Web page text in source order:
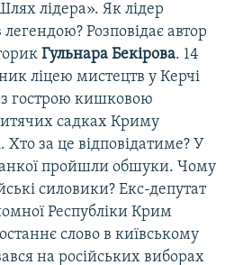
лідера». Як лідер
Розповідає автор
Гульнара Бекірова. 14
ліцею мистецтв у Керчі
з гострою кишковою
садках Криму
за це відповідатиме? У
пройшли обшуки. Чому
силовики? Екс-депутат
Республіки Крим
слово в київському
на російських виборах